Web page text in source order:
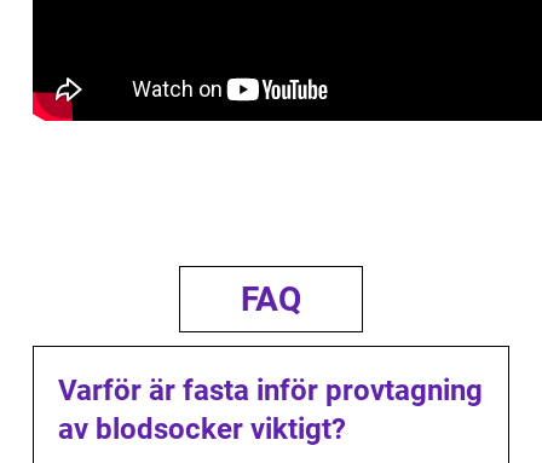
FAQ
Varför är fasta inför provtagning
av blodsocker viktigt?